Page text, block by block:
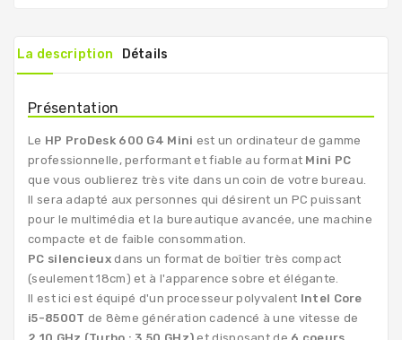
La description Détails
Présentation
Le HP ProDesk 600 G4 Mini est un ordinateur de gamme
professionnelle, performant et fiable au format Mini PC
que vous oublierez très vite dans un coin de votre bureau.
Il sera adapté aux personnes qui désirent un PC puissant
pour le multimédia et la bureautique avancée, une machine
compacte et de faible consommation.
PC silencieuxdans un format de boîtier très compact
(seulement 18cm) et à l'apparence sobre et élégante.
Il est ici est équipé d'un processeur polyvalent Intel Core
i5-8500T de 8ème génération cadencé à une vitesse de